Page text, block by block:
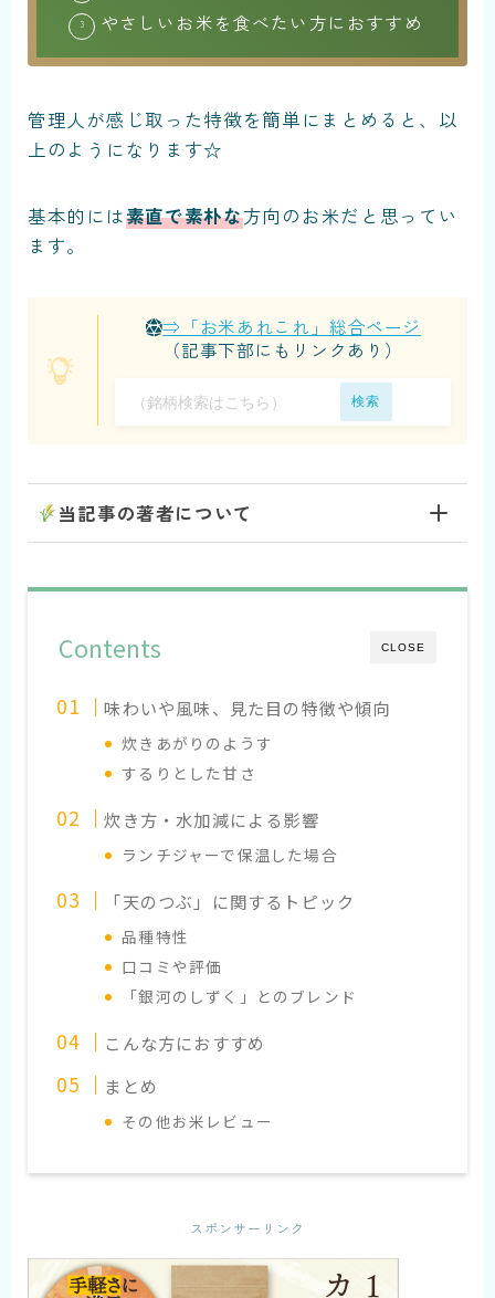
やさしいお米を食べたい方におすすめ
管理人が感じ取った特徴を簡単にまとめると、以
上のようになります☆
基本的には素直で素朴な方向のお米だと思ってい
ます。
⇒「お米あれこれ」総合ページ
（記事下部にもリンクあり）
検索
当記事の著者について
CLOSE
Contents
味わいや風味、見た目の特徴や傾向
炊きあがりのようす
するりとした甘さ
炊き方・水加減による影響
ランチジャーで保温した場合
「天のつぶ」に関するトピック
品種特性
口コミや評価
「銀河のしずく」とのブレンド
こんな方におすすめ
まとめ
その他お米レビュー
スポンサーリンク